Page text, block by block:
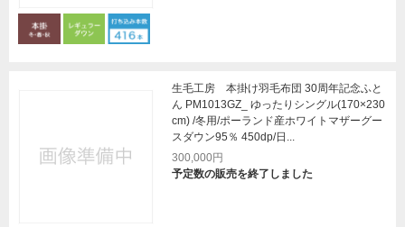
生毛工房 本掛け羽毛布団 30周年記念ふと
ん PM1013GZ_ ゆったりシングル(170×230
cm) /冬用/ポーランド産ホワイトマザーグー
スダウン95％ 450dp/日...
300,000円
予定数の販売を終了しました